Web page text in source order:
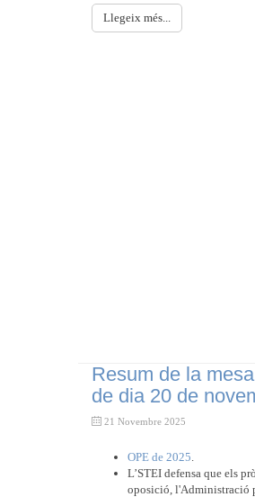
Llegeix més...
Resum de la
de dia 20 de
21 Novembre 2025
OPE de 2025.
L’STEI defensa que els
oposició, l'Administració